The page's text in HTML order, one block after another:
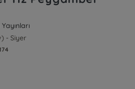
- Siyer